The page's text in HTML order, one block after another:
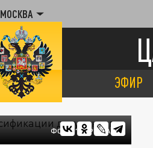
МОСКВА
ЭФИР
ФОТО: "ЦАРЬГРАД"